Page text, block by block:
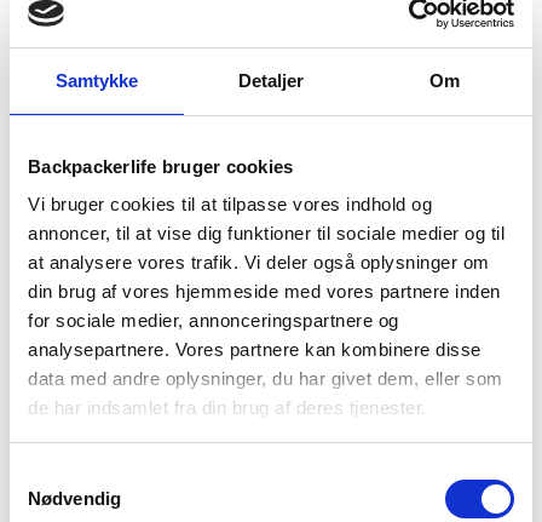
Samtykke Detaljer Om
Backpackerlife bruger cookies
Vi bruger cookies til at tilpasse vores indhold og
annoncer, til at vise dig funktioner til sociale medier og til
at analysere vores trafik. Vi deler også oplysninger om
din brug af vores hjemmeside med vores partnere inden
for sociale medier, annonceringspartnere og
analysepartnere. Vores partnere kan kombinere disse
data med andre oplysninger, du har givet dem, eller som
de har indsamlet fra din brug af deres tjenester.
Nødvendig
FAQ
Treklifes Comfort Double liggeunderlag er et komfortabelt og
kompakt liggeunderlag til 2 personer. Det har en indbygget
pumpe, som gør det nemt at puste liggeunderlaget op med
bred og 11 cm dybt, som bedrager til den ekstra bløde og
komfortable søvn.
Når Comfort liggeunderlaget er pakket sammen i den
tilhørende opbevaringspose fylder det 36 x 15 x 15 cm og
vejer 1760 gram. Underlaget er lavet i 190T polyester med
TPU coating, der gør det ekstra slidstærkt.
Liggeunderlaget er ikke isoleret, så derfor har det ikke en
testet r-værdi.
Sådan puster du liggeunderlaget op
Luk for ventilen på liggeunderlagets bagside